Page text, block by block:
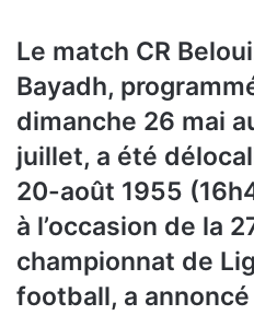
Le match CR
Bayadh,
dimanche 26 mai
juillet, a été
20-août 1955
à l’occasion de la
championnat de
football, a